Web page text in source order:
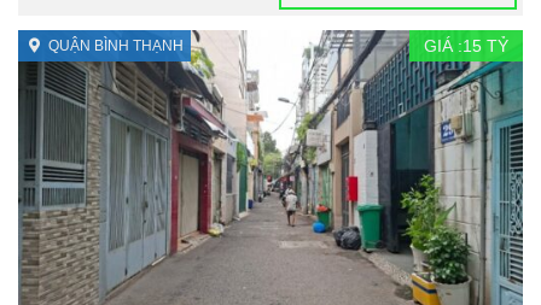
QUẬN BÌNH THẠNH GIÁ :15 TỶ